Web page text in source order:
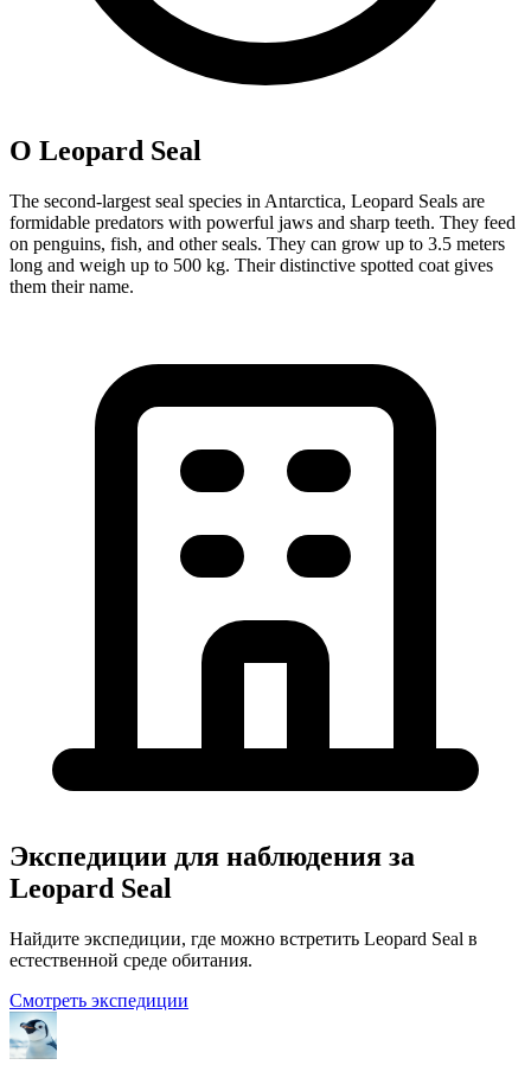
О Leopard Seal
The second-largest seal species in Antarctica, Leopard Seals are
formidable predators with powerful jaws and sharp teeth. They feed
on penguins, fish, and other seals. They can grow up to 3.5 meters
long and weigh up to 500 kg. Their distinctive spotted coat gives
them their name.
Экспедиции для наблюдения за
Leopard Seal
Найдите экспедиции, где можно встретить Leopard Seal в
естественной среде обитания.
Смотреть экспедиции